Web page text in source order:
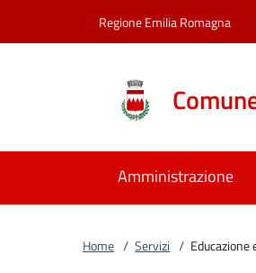
Regione Emilia Romagna
Amministrazione
Home / Servizi /